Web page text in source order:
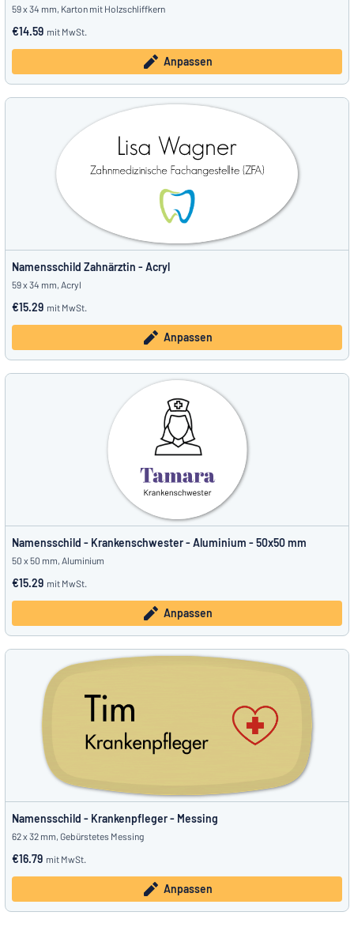
59 x 34 mm, Karton mit Holzschliffkern
€14.59 mit MwSt.
Anpassen
Namensschild Zahnärztin - Acryl
59 x 34 mm, Acryl
€15.29 mit MwSt.
Anpassen
Namensschild - Krankenschwester - Aluminium - 50x50 mm
50 x 50 mm, Aluminium
€15.29 mit MwSt.
Anpassen
Namensschild - Krankenpfleger - Messing
62 x 32 mm, Gebürstetes Messing
€16.79 mit MwSt.
Anpassen